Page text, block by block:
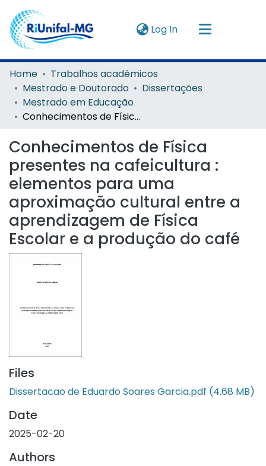
Log In(current)
Navigate by
Instructions
About
Home
Trabalhos acadêmicos
Mestrado e Doutorado
Dissertações
Mestrado em Educação
Conhecimentos de Física presentes na cafeicultura : elementos para uma aproximação cultural entre a aprendizagem de Física Escolar e a produção do café
Conhecimentos de Física
presentes na cafeicultura :
elementos para uma
aproximação cultural entre a
aprendizagem de Física
Escolar e a produção do café
Files
Dissertacao de Eduardo Soares Garcia.pdf (4.68 MB)
Date
2025-02-20
Authors